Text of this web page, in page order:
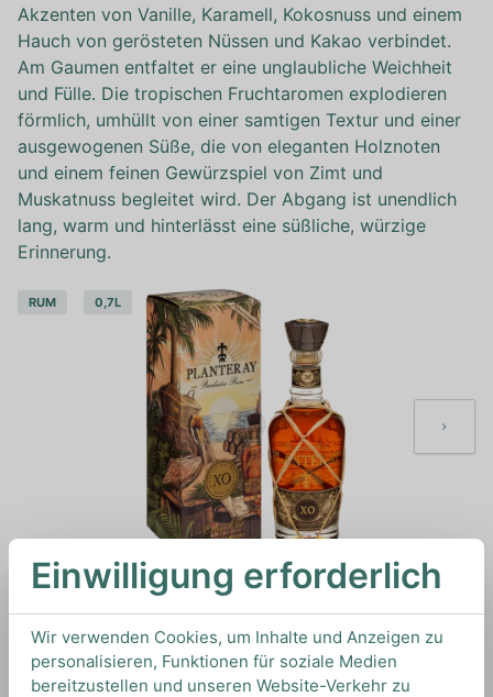
Akzenten von Vanille, Karamell, Kokosnuss und einem
Hauch von gerösteten Nüssen und Kakao verbindet.
Am Gaumen entfaltet er eine unglaubliche Weichheit
und Fülle. Die tropischen Fruchtaromen explodieren
förmlich, umhüllt von einer samtigen Textur und einer
ausgewogenen Süße, die von eleganten Holznoten
und einem feinen Gewürzspiel von Zimt und
Muskatnuss begleitet wird. Der Abgang ist unendlich
lang, warm und hinterlässt eine süßliche, würzige
Erinnerung.
RUM 0,7L
Einwilligung erforderlich
Wir verwenden Cookies, um Inhalte und Anzeigen zu
personalisieren, Funktionen für soziale Medien
bereitzustellen und unseren Website-Verkehr zu